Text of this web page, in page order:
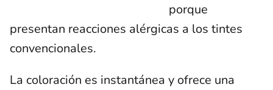
porque
presentan reacciones alérgicas a los tintes
convencionales.
La coloración es instantánea y ofrece una